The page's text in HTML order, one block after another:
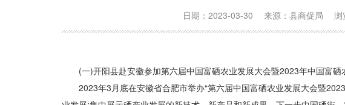
日期：2023-03-30 来源：县商促局 浏
(一)开阳县赴安徽参加第六届中国富硒农业发展大会暨2023年中国富硒
2023年3月底在安徽省合肥市举办“第六届中国富硒农业发展大会暨